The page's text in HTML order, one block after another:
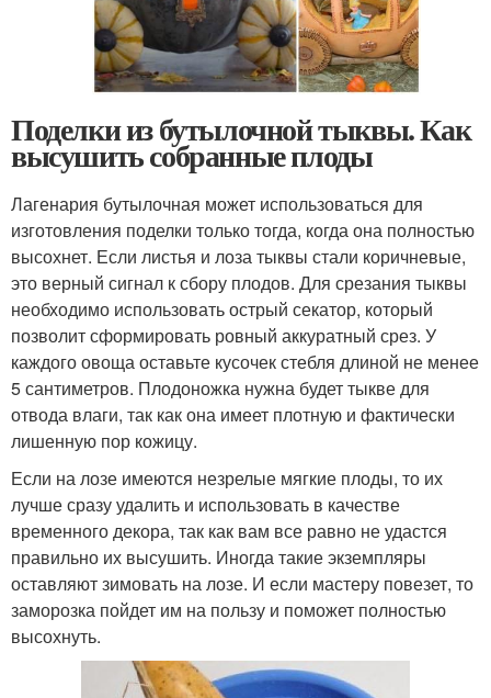
Поделки из бутылочной тыквы. Как
высушить собранные плоды
Лагенария бутылочная может использоваться для
изготовления поделки только тогда, когда она полностью
высохнет. Если листья и лоза тыквы стали коричневые,
это верный сигнал к сбору плодов. Для срезания тыквы
необходимо использовать острый секатор, который
позволит сформировать ровный аккуратный срез. У
каждого овоща оставьте кусочек стебля длиной не менее
5 сантиметров. Плодоножка нужна будет тыкве для
отвода влаги, так как она имеет плотную и фактически
лишенную пор кожицу.
Если на лозе имеются незрелые мягкие плоды, то их
лучше сразу удалить и использовать в качестве
временного декора, так как вам все равно не удастся
правильно их высушить. Иногда такие экземпляры
оставляют зимовать на лозе. И если мастеру повезет, то
заморозка пойдет им на пользу и поможет полностью
высохнуть.